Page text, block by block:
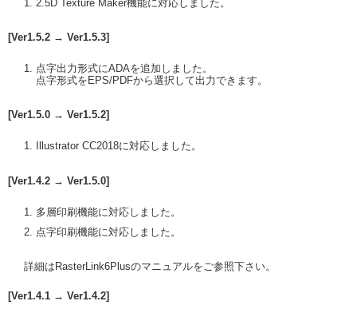
2.5D Texture Maker機能に対応しました。
[Ver1.5.2 → Ver1.5.3]
点字出力形式にADAを追加しました。
点字形式をEPS/PDFから選択して出力できます。
[Ver1.5.0 → Ver1.5.2]
Illustrator CC2018に対応しました。
[Ver1.4.2 → Ver1.5.0]
多層印刷機能に対応しました。
点字印刷機能に対応しました。
詳細はRasterLink6Plusのマニュアルをご参照下さい。
[Ver1.4.1 → Ver1.4.2]